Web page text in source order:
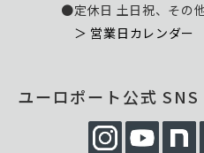
●定休日 土日祝、その
＞ 営業日カレンダー
ユーロポート公式 SNS